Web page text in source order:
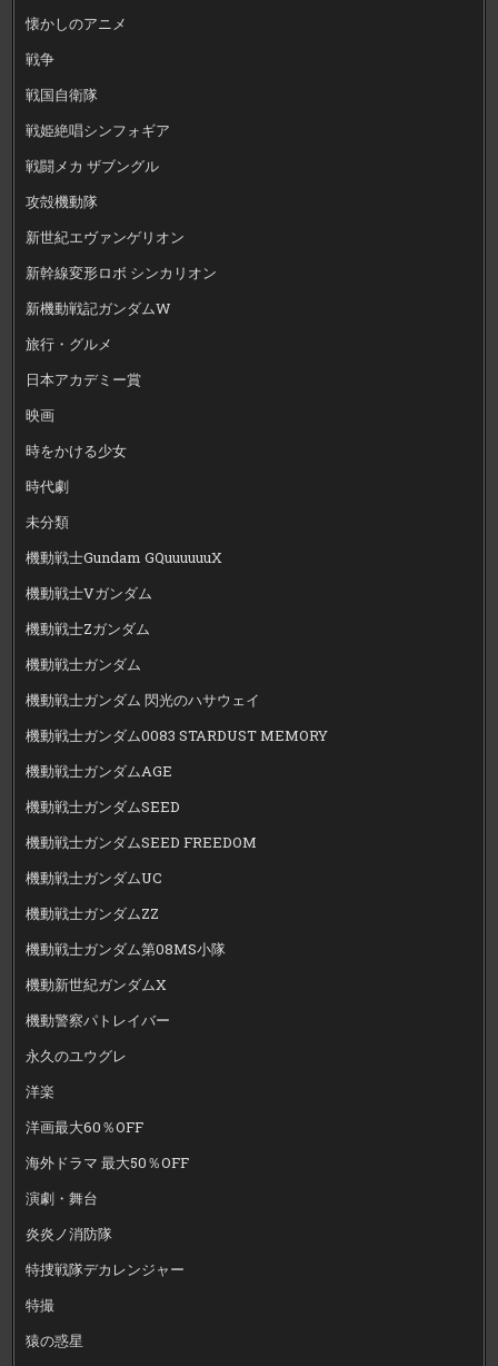
懐かしのアニメ
戦争
戦国自衛隊
戦姫絶唱シンフォギア
戦闘メカ ザブングル
攻殻機動隊
新世紀エヴァンゲリオン
新幹線変形ロボ シンカリオン
新機動戦記ガンダムW
旅行・グルメ
日本アカデミー賞
映画
時をかける少女
時代劇
未分類
機動戦士Gundam GQuuuuuuX
機動戦士Vガンダム
機動戦士Zガンダム
機動戦士ガンダム
機動戦士ガンダム 閃光のハサウェイ
機動戦士ガンダム0083 STARDUST MEMORY
機動戦士ガンダムAGE
機動戦士ガンダムSEED
機動戦士ガンダムSEED FREEDOM
機動戦士ガンダムUC
機動戦士ガンダムZZ
機動戦士ガンダム第08MS小隊
機動新世紀ガンダムX
機動警察パトレイバー
永久のユウグレ
洋楽
洋画最大60％OFF
海外ドラマ 最大50％OFF
演劇・舞台
炎炎ノ消防隊
特捜戦隊デカレンジャー
特撮
猿の惑星